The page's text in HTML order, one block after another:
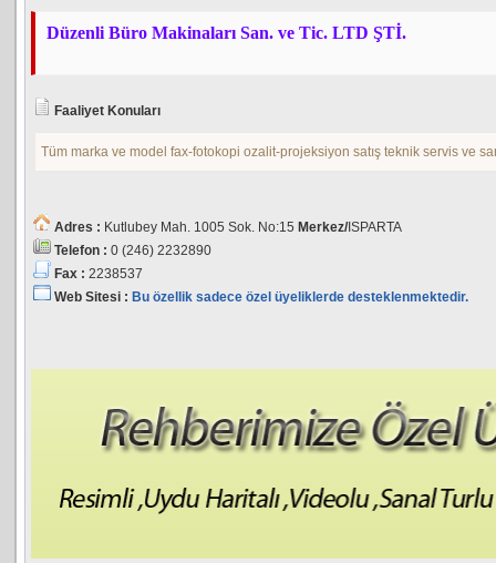
Düzenli Büro Makinaları San. ve Tic. LTD ŞTİ.
Faaliyet Konuları
Tüm marka ve model fax-fotokopi ozalit-projeksiyon satış teknik servis ve
Adres : Kutlubey Mah. 1005 Sok. No:15 Merkez/ ISPARTA
Telefon : 0 (246) 2232890
Fax : 2238537
Web Sitesi : Bu özellik sadece özel üyeliklerde desteklenmektedir.